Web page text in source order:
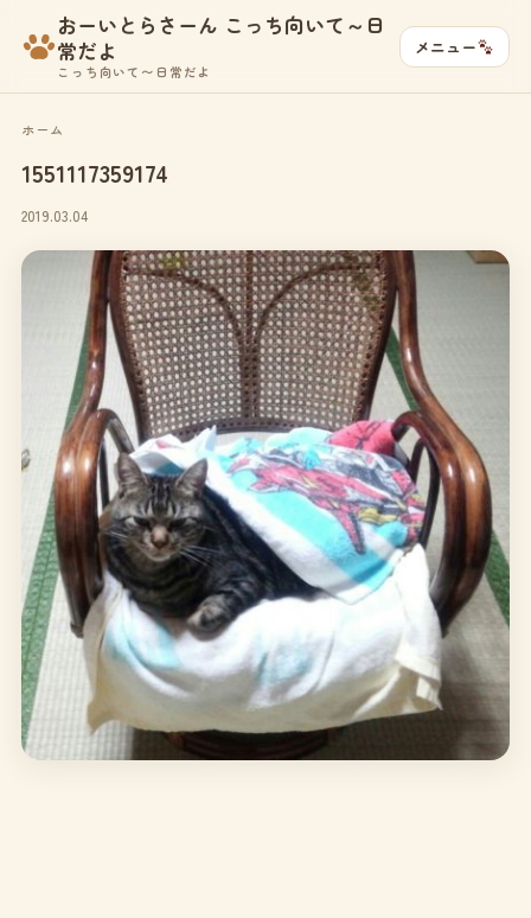
おーいとらさーん こっち向いて～日
常だよ
こっち向いて〜日常だよ
メニュー
ホーム
1551117359174
2019.03.04